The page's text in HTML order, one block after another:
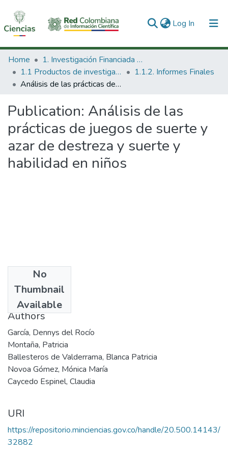
Log In (current)
Communities & Collections
All of DSpace
Home
1. Investigación Financiada con Recursos Públicos
1.1 Productos de investigación
1.1.2. Informes Finales
Análisis de las prácticas de juegos de suerte y azar de destreza y suerte y habilidad en niños
Publication: Análisis de las
prácticas de juegos de suerte y
azar de destreza y suerte y
habilidad en niños
No
Thumbnail
Available
2004
Authors
García, Dennys del Rocío
Montaña, Patricia
Ballesteros de Valderrama, Blanca Patricia
Novoa Gómez, Mónica María
Caycedo Espinel, Claudia
URI
https://repositorio.minciencias.gov.co/handle/20.500.14143/
32882